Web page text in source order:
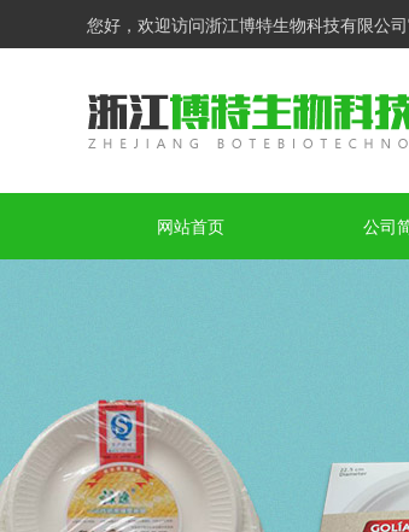
您好，欢迎访问浙江博特生物科技有限公司
网站首页 公司